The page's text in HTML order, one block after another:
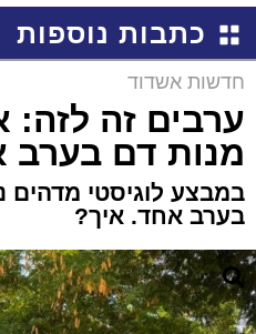
כתבות נוספות
חדשות אשדוד
מנות דם
בערב אחד. איך?